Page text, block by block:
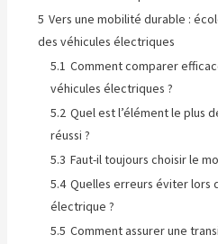
5 Vers une mobilité durable :
des véhicules électriques
5.1 Comment comparer
véhicules électriques ?
5.2 Quel est l’élément le plus
réussi ?
5.3 Faut-il toujours choisir le
5.4 Quelles erreurs éviter lors
électrique ?
5.5 Comment assurer une